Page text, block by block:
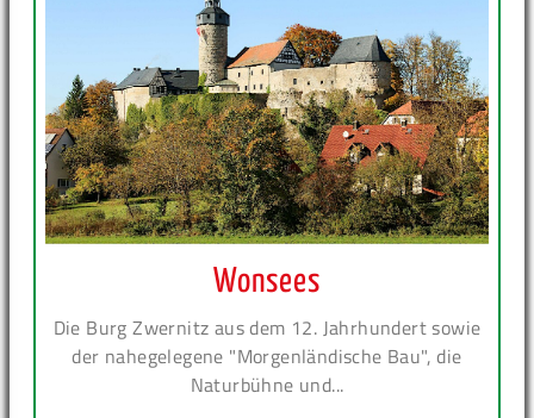
Wonsees
Die Burg Zwernitz aus dem 12. Jahrhundert sowie
der nahegelegene "Morgenländische Bau", die
Naturbühne und...